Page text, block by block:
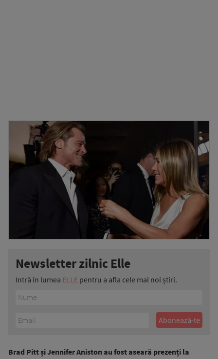
Newsletter zilnic Elle
Intră în lumea ELLE pentru a afla cele mai noi știri.
Brad Pitt și Jennifer Aniston au fost aseară prezenți la